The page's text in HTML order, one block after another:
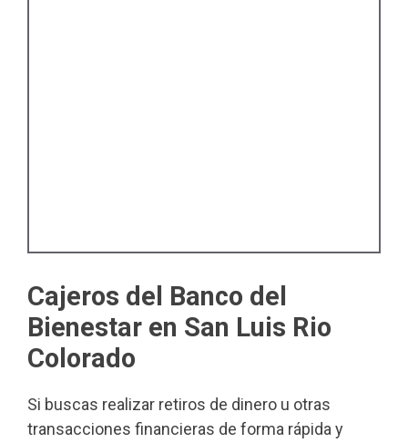
Cajeros del Banco del
Bienestar en San Luis Rio
Colorado
Si buscas realizar retiros de dinero u otras
transacciones financieras de forma rápida y